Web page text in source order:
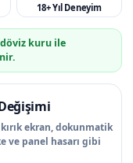
18+ Yıl Deneyim
kuru ile
ekran, dokunmatik
ve panel hasarı gibi